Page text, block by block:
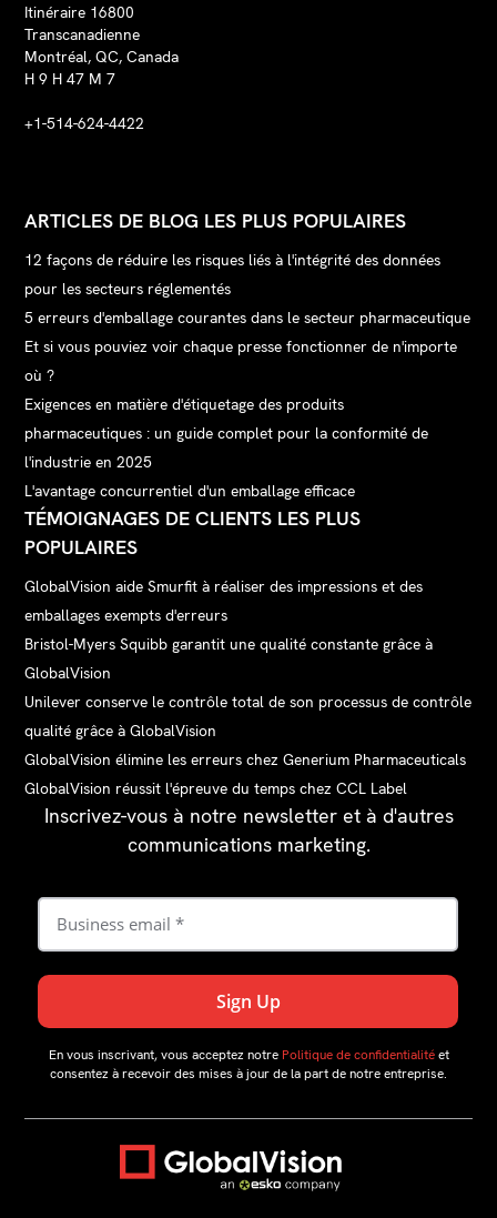
Itinéraire 16800
Transcanadienne
Montréal, QC, Canada
H 9 H 47 M 7
+1-514-624-4422
ARTICLES DE BLOG LES PLUS POPULAIRES
12 façons de réduire les risques liés à l'intégrité des données
pour les secteurs réglementés
5 erreurs d'emballage courantes dans le secteur pharmaceutique
Et si vous pouviez voir chaque presse fonctionner de n'importe
où ?
Exigences en matière d'étiquetage des produits
pharmaceutiques : un guide complet pour la conformité de
l'industrie en 2025
L'avantage concurrentiel d'un emballage efficace
TÉMOIGNAGES DE CLIENTS LES PLUS
POPULAIRES
GlobalVision aide Smurfit à réaliser des impressions et des
emballages exempts d'erreurs
Bristol-Myers Squibb garantit une qualité constante grâce à
GlobalVision
Unilever conserve le contrôle total de son processus de contrôle
qualité grâce à GlobalVision
GlobalVision élimine les erreurs chez Generium Pharmaceuticals
GlobalVision réussit l'épreuve du temps chez CCL Label
Inscrivez-vous à notre newsletter et à d'autres
communications marketing.
En vous inscrivant, vous acceptez notre Politique de confidentialitéet
consentez à recevoir des mises à jour de la part de notre entreprise.